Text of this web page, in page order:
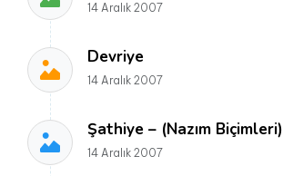
14 Aralık 2007
Devriye
14 Aralık 2007
Şathiye – (Nazım Biçimleri)
14 Aralık 2007